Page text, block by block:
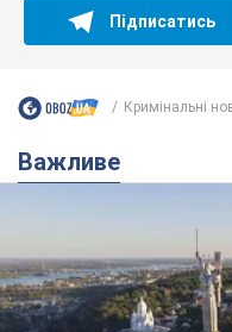
Підписатись
Кримінальні
Важливе